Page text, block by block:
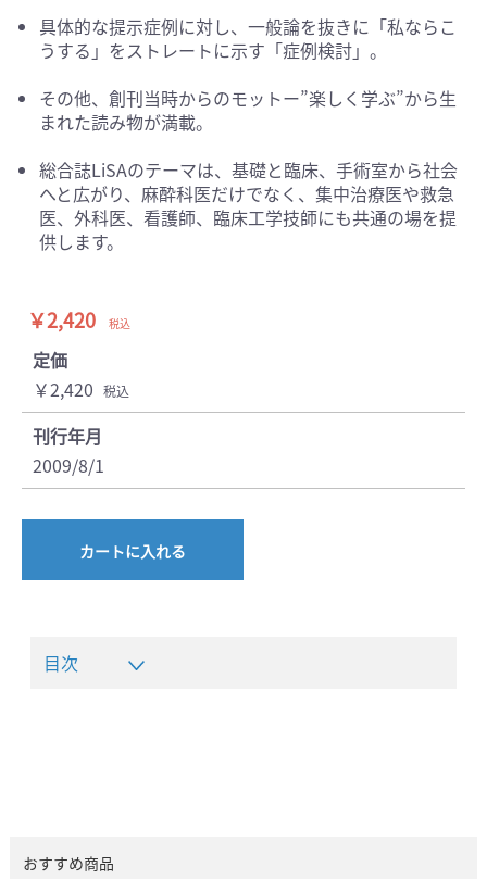
具体的な提示症例に対し、一般論を抜きに「私ならこ
うする」をストレートに示す「症例検討」。
その他、創刊当時からのモットー”楽しく学ぶ”から生
まれた読み物が満載。
総合誌LiSAのテーマは、基礎と臨床、手術室から社会
へと広がり、麻酔科医だけでなく、集中治療医や救急
医、外科医、看護師、臨床工学技師にも共通の場を提
供します。
￥2,420 税込
定価
￥2,420 税込
刊行年月
2009/8/1
カートに入れる
目次
おすすめ商品